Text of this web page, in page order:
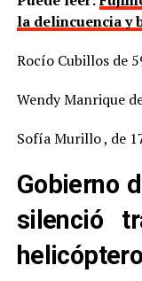
la delincuencia y
Rocío Cubillos de
Wendy Manrique
Sofía Murillo , de
Gobierno
silenció
helicóptero